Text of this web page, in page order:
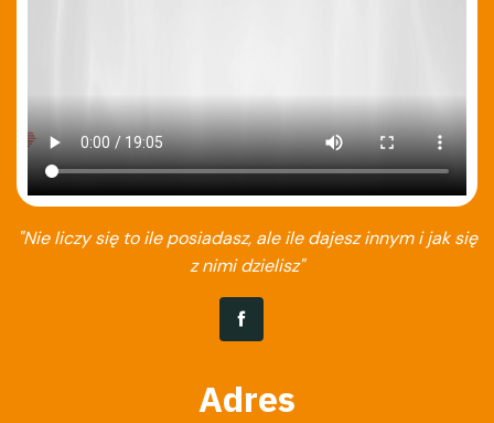
"Nie liczy się to ile posiadasz, ale ile dajesz innym i jak się
z nimi dzielisz"
Adres